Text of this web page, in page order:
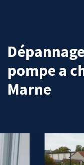
pompe a
Marne